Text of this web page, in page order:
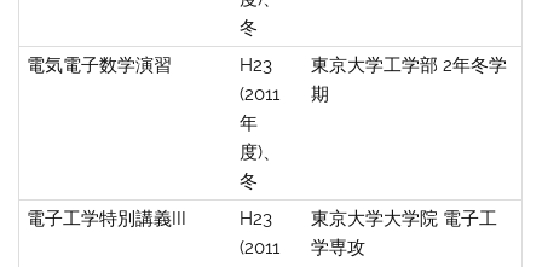
冬
電気電子数学演習
H23
(2011
年
度)、
冬
東京大学工学部 2年冬学
期
電子工学特別講義III
H23
(2011
東京大学大学院 電子工
学専攻